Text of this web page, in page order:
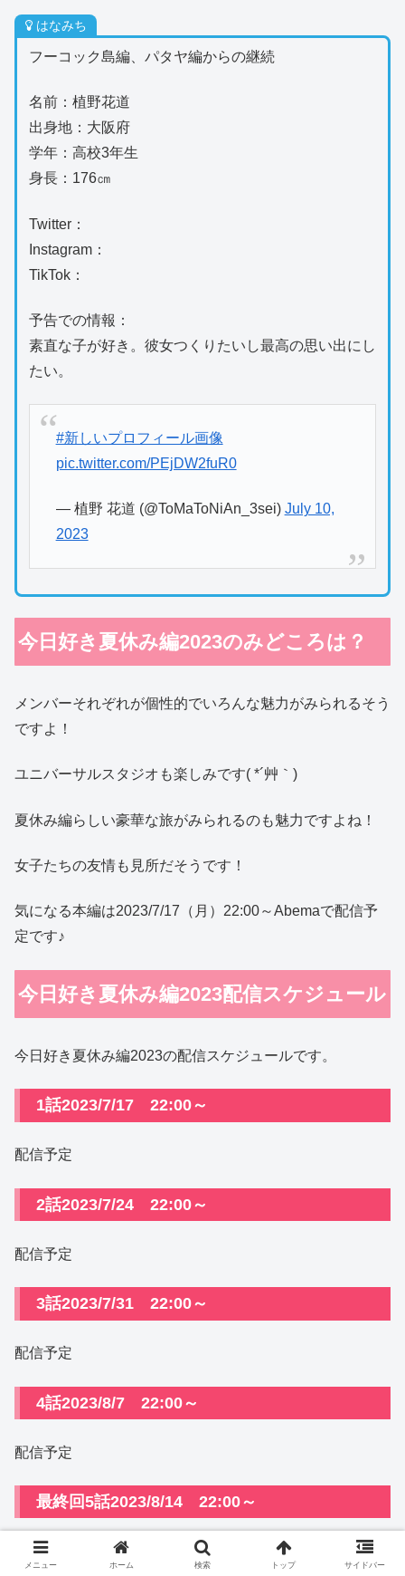
はなみち
フーコック島編、パタヤ編からの継続
名前：植野花道
出身地：大阪府
学年：高校3年生
身長：176㎝
Twitter：
Instagram：
TikTok：
予告での情報：
素直な子が好き。彼女つくりたいし最高の思い出にし
たい。
#新しいプロフィール画像
pic.twitter.com/PEjDW2fuR0
— 植野 花道 (@ToMaToNiAn_3sei) July 10,
2023
今日好き夏休み編2023のみどころは？
メンバーそれぞれが個性的でいろんな魅力がみられるそう
ですよ！
ユニバーサルスタジオも楽しみです( *´艸｀)
夏休み編らしい豪華な旅がみられるのも魅力ですよね！
女子たちの友情も見所だそうです！
気になる本編は2023/7/17（月）22:00～Abemaで配信予
定です♪
今日好き夏休み編2023配信スケジュール
今日好き夏休み編2023の配信スケジュールです。
1話2023/7/17 22:00～
配信予定
2話2023/7/24 22:00～
配信予定
3話2023/7/31 22:00～
配信予定
4話2023/8/7 22:00～
配信予定
最終回5話2023/8/14 22:00～
配信予定
メニュー ホーム 検索 トップ サイドバー